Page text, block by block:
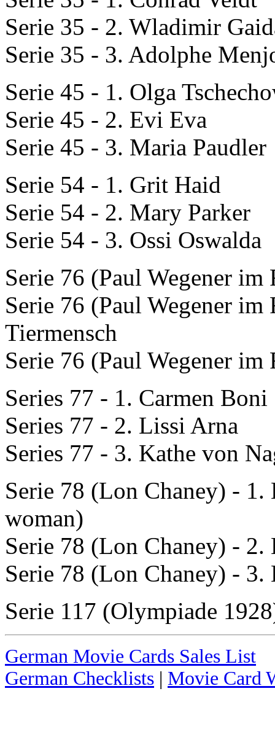
Serie 35 - 2. Wladimir
Serie 35 - 3. Adolphe
Serie 45 - 1. Olga
Serie 45 - 2. Evi Eva
Serie 45 - 3. Maria Paudler
Serie 54 - 1. Grit Haid
Serie 54 - 2. Mary Parker
Serie 54 - 3. Ossi Oswalda
Serie 76 (Paul Wegener
Serie 76 (Paul Wegener
Tiermensch
Serie 76 (Paul Wegener
Series 77 - 1. Carmen Boni
Series 77 - 2. Lissi Arna
Series 77 - 3. Kathe von
Serie 78 (Lon Chaney) - 1.
woman)
Serie 78 (Lon Chaney) - 2.
Serie 78 (Lon Chaney) -
Serie 117 (Olympiade
German Movie Cards Sales List
German Checklists | Movie Card